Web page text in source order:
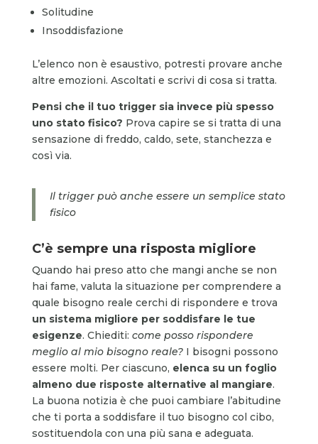
Solitudine
Insoddisfazione
L’elenco non è esaustivo, potresti provare anche
altre emozioni. Ascoltati e scrivi di cosa si tratta.
Pensi che il tuo trigger sia invece più spesso
uno stato fisico? Prova capire se si tratta di una
sensazione di freddo, caldo, sete, stanchezza e
così via.
Il trigger può anche essere un semplice stato
fisico
C’è sempre una risposta migliore
Quando hai preso atto che mangi anche se non
hai fame, valuta la situazione per comprendere a
quale bisogno reale cerchi di rispondere e trova
un sistema migliore per soddisfare le tue
esigenze. Chiediti: come posso rispondere
meglio al mio bisogno reale?I bisogni possono
essere molti. Per ciascuno, elenca su un foglio
almeno due risposte alternative al mangiare.
La buona notizia è che puoi cambiare l’abitudine
che ti porta a soddisfare il tuo bisogno col cibo,
sostituendola con una più sana e adeguata.